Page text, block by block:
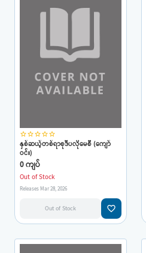
star_borderstar_borderstar_borderstar_borderstar_border
နှစ်ဆယ့်တစ်ရာစုဒီပလိုမေစီ (ကျော်
ဝင်း)
0 ကျပ်
Out of Stock
Releases Mar 28, 2026
Out of Stock favorite_border